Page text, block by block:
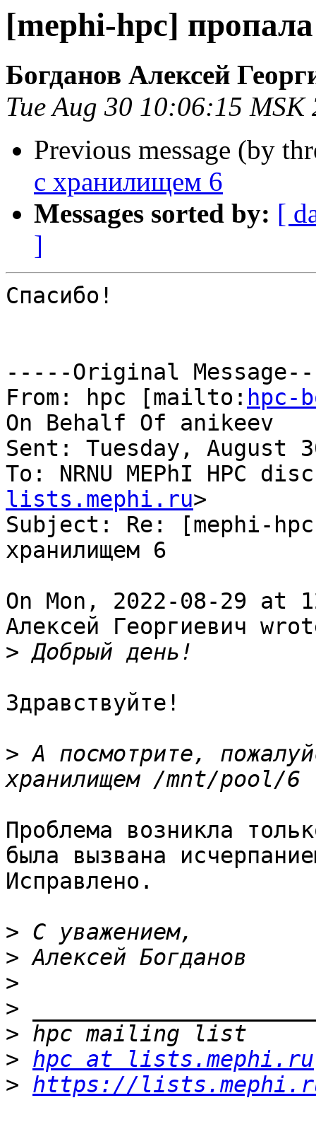
[mephi-hpc]
Богданов Алексей
Tue Aug 30 10:06:15 MSK
Previous message (by
с хранилищем 6
Messages sorted by: [
]
Спасибо!
-----Original
From: hpc [mailto: hpc-
On Behalf Of anikeev
Sent: Tuesday, August
To: NRNU MEPhI HPC
lists.mephi.ru>
Subject: Re: [mephi-
хранилищем 6
On Mon, 2022-08-29 at
Алексей Георгиевич
>
Здравствуйте!
> А посмотрите,
Проблема возникла
была вызвана
Исправлено.
>
>
>
>
>
> hpc at lists.mephi.ru
> https://